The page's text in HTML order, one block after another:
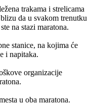
trakama i strelicama
da u svakom trenutku
na stazi maratona.
stanice, na kojima će
i napitaka.
organizacije
u oba maratona.